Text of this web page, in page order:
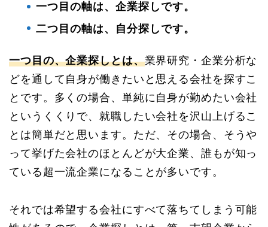
一つ目の軸は、企業探しです。
二つ目の軸は、自分探しです。
一つ目の、企業探しとは、業界研究・企業分析な
どを通して自身が働きたいと思える会社を探すこ
とです。多くの場合、単純に自身が勤めたい会社
というくくりで、就職したい会社を沢山上げるこ
とは簡単だと思います。ただ、その場合、そうや
って挙げた会社のほとんどが大企業、誰もが知っ
ている超一流企業になることが多いです。
それでは希望する会社にすべて落ちてしまう可能